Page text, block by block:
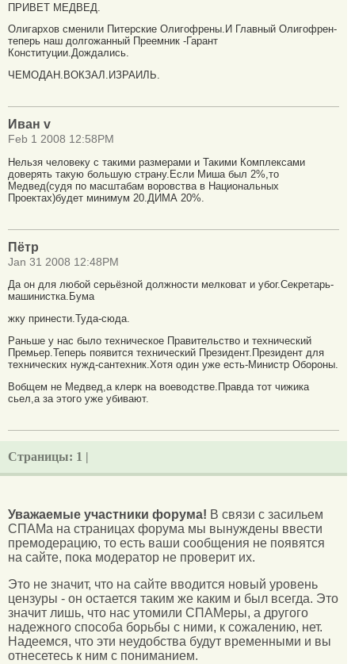
ПРИВЕТ МЕДВЕД.
Олигархов сменили Питерские Олигофрены.И Главный Олигофрен-
теперь наш долгожанный Преемник -Гарант
Конституции.Дождались.
ЧЕМОДАН.ВОКЗАЛ.ИЗРАИЛЬ.
Иван v
Feb 1 2008 12:58PM
Нельзя человеку с такими размерами и Такими Комплексами
доверять такую большую страну.Если Миша был 2%,то
Медвед(судя по масштабам воровства в Национальных
Проектах)будет минимум 20.ДИМА 20%.
Пётр
Jan 31 2008 12:48PM
Да он для любой серьёзной должности мелковат и убог.Секретарь-
машинистка.Бума
жку принести.Туда-сюда.
Раньше у нас было техническое Правительство и технический
Премьер.Теперь появится технический Президент.Президент для
технических нужд-сантехник.Хотя один уже есть-Министр Обороны.
Вобщем не Медвед,а клерк на воеводстве.Правда тот чижика
сьел,а за этого уже убивают.
Страницы: 1 |
Уважаемые участники форума! В связи с засильем
СПАМа на страницах форума мы вынуждены ввести
премодерацию, то есть ваши сообщения не появятся
на сайте, пока модератор не проверит их.
Это не значит, что на сайте вводится новый уровень
цензуры - он остается таким же каким и был всегда. Это
значит лишь, что нас утомили СПАМеры, а другого
надежного способа борьбы с ними, к сожалению, нет.
Надеемся, что эти неудобства будут временными и вы
отнесетесь к ним с пониманием.